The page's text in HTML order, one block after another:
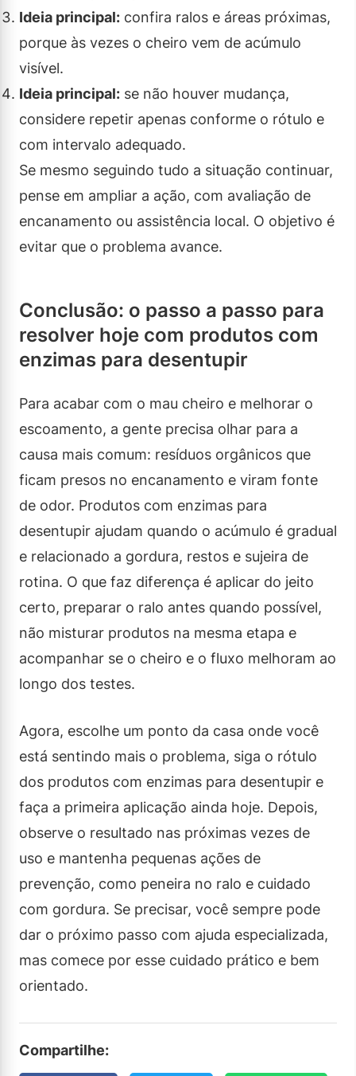
Ideia principal: confira ralos e áreas próximas,
porque às vezes o cheiro vem de acúmulo
visível.
Ideia principal: se não houver mudança,
considere repetir apenas conforme o rótulo e
com intervalo adequado.
Se mesmo seguindo tudo a situação continuar,
pense em ampliar a ação, com avaliação de
encanamento ou assistência local. O objetivo é
evitar que o problema avance.
Conclusão: o passo a passo para
resolver hoje com produtos com
enzimas para desentupir
Para acabar com o mau cheiro e melhorar o
escoamento, a gente precisa olhar para a
causa mais comum: resíduos orgânicos que
ficam presos no encanamento e viram fonte
de odor. Produtos com enzimas para
desentupir ajudam quando o acúmulo é gradual
e relacionado a gordura, restos e sujeira de
rotina. O que faz diferença é aplicar do jeito
certo, preparar o ralo antes quando possível,
não misturar produtos na mesma etapa e
acompanhar se o cheiro e o fluxo melhoram ao
longo dos testes.
Agora, escolhe um ponto da casa onde você
está sentindo mais o problema, siga o rótulo
dos produtos com enzimas para desentupir e
faça a primeira aplicação ainda hoje. Depois,
observe o resultado nas próximas vezes de
uso e mantenha pequenas ações de
prevenção, como peneira no ralo e cuidado
com gordura. Se precisar, você sempre pode
dar o próximo passo com ajuda especializada,
mas comece por esse cuidado prático e bem
orientado.
Compartilhe: